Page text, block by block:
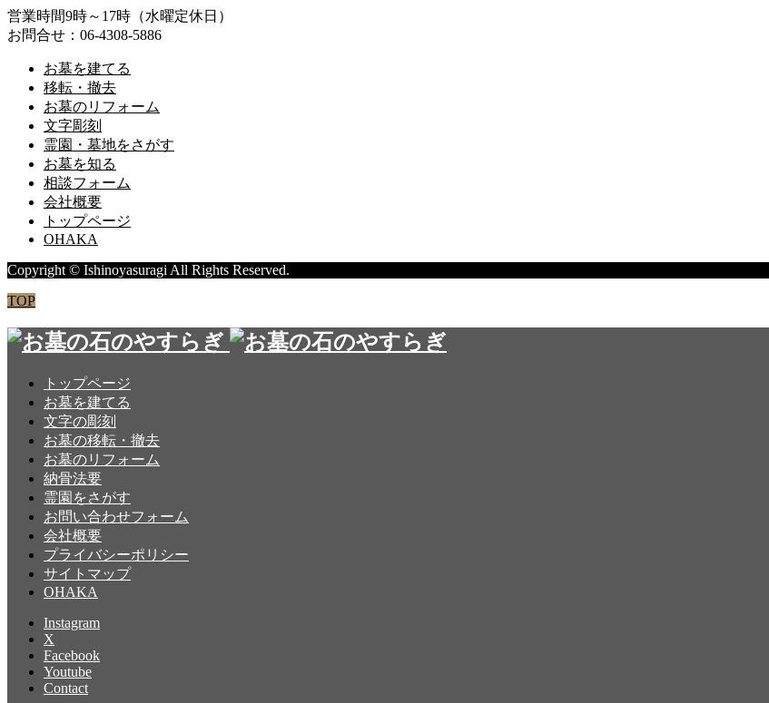
営業時間9時～17時（水曜定休日）
お問合せ：06-4308-5886
お墓を建てる
移転・撤去
お墓のリフォーム
文字彫刻
霊園・墓地をさがす
お墓を知る
相談フォーム
会社概要
トップページ
OHAKA
Copyright © Ishinoyasuragi All Rights Reserved.
TOP
トップページ
お墓を建てる
文字の彫刻
お墓の移転・撤去
お墓のリフォーム
納骨法要
霊園をさがす
お問い合わせフォーム
会社概要
プライバシーポリシー
サイトマップ
OHAKA
Instagram
X
Facebook
Youtube
Contact